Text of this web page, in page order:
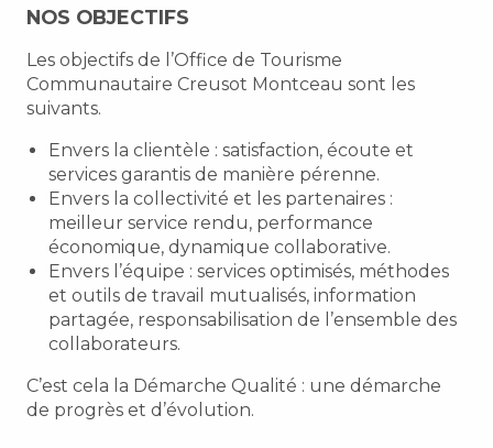
NOS OBJECTIFS
Les objectifs de l’Office de Tourisme
Communautaire Creusot Montceau sont les
suivants.
Envers la clientèle : satisfaction, écoute et
services garantis de manière pérenne.
Envers la collectivité et les partenaires :
meilleur service rendu, performance
économique, dynamique collaborative.
Envers l’équipe : services optimisés, méthodes
et outils de travail mutualisés, information
partagée, responsabilisation de l’ensemble des
collaborateurs.
C’est cela la Démarche Qualité : une démarche
de progrès et d’évolution.